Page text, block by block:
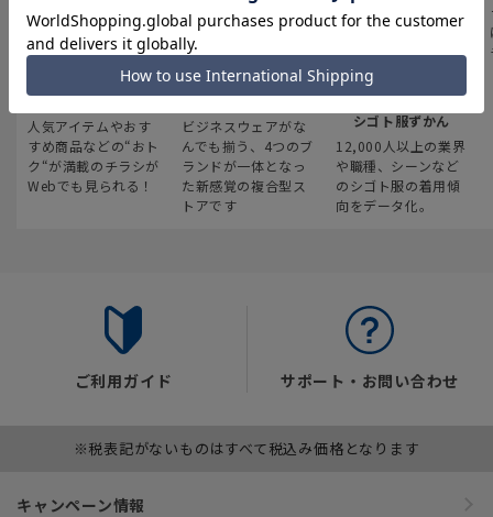
最新のお買い得情報
人気アイテムやおす
すめ商品などの“おト
ク“が満載のチラシが
Webでも見られる！
スーツスクエア
ビジネスウェアがな
んでも揃う、4つのブ
ランドが一体となっ
た新感覚の複合型ス
トアです
みんなの
シゴト服ずかん
12,000人以上の業界
や職種、シーンなど
のシゴト服の着用傾
向をデータ化。
ご利用ガイド サポート・お問い合わせ
※税表記がないものはすべて税込み価格となります
キャンペーン情報